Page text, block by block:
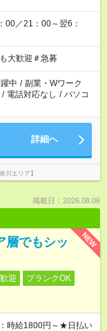
00／21：00～翌6：
大歓迎＃急募
中 / 副業・Wワーク
/ 電話対応なし / パソコ
詳細へ
川エリア】
掲載日：2026.08.06
NEW
層でもシッ
迎
ブランクOK
時給1800円～★日払い